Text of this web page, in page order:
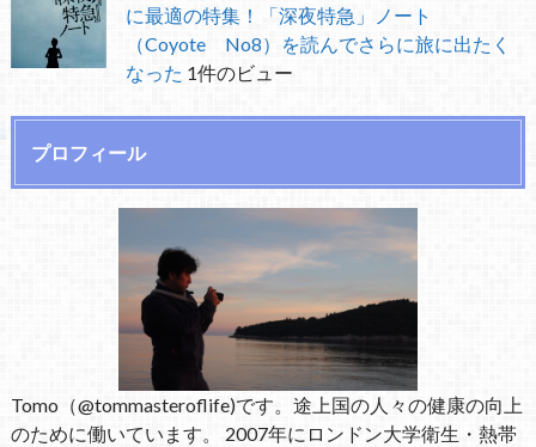
に最適の特集！「深夜特急」ノート
（Coyote No8）を読んでさらに旅に出たく
なった 1件のビュー
プロフィール
Tomo（@tommasteroflife)です。途上国の人々の健康の向上
のために働いています。 2007年にロンドン大学衛生・熱帯